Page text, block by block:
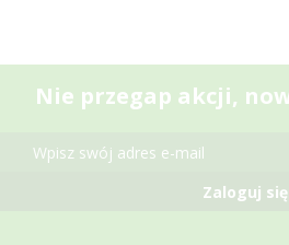
Nie przegap akcji,
Zaloguj się